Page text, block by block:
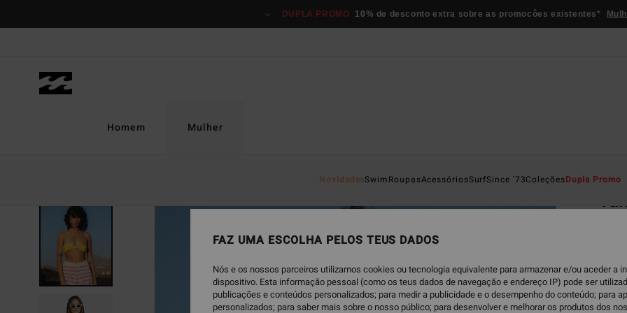
produto
DUPLA PROMO 10% de desconto extra sobre as promocôes existentes*
Homem Mulher
NovidadesSwimRoupasAcessóriosSurfSince '73ColeçõesDupla Promo
€
FAZ UMA ESCOLHA PELOS TEUS DADOS
Nós e os nossos parceiros utilizamos cookies ou tecnologia equivalente para armazenar e/ou aceder a
dispositivo. Esta informação pessoal (como os teus dados de navegação e endereço IP) pode ser
publicações e conteúdos personalizados; para medir a publicidade e o desempenho do conteúdo; para
personalizados; para saber mais sobre o nosso público; para desenvolver e melhorar os produtos dos